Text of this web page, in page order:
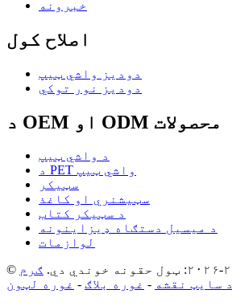
خبرونه
اصلاح کول
دودیز واشي ټیپ
دودیز نور توکي
د OEM او ODM محصولات
د واشي ټیپ
د PET واشي ټیپ
سټیکر
سټیشنري او کاغذ
د سټیکر کتاب
د میسیل دستګاه ډیزاینونه
لوازمات
ګرم
د سایټ نقشه - غوره بلاګ - غوره لټون